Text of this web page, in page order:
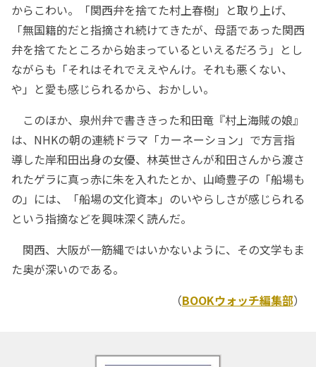
からこわい。「関西弁を捨てた村上春樹」と取り上げ、
「無国籍的だと指摘され続けてきたが、母語であった関西
弁を捨てたところから始まっているといえるだろう」とし
ながらも「それはそれでええやんけ。それも悪くない、
や」と愛も感じられるから、おかしい。
このほか、泉州弁で書ききった和田竜『村上海賊の娘』
は、NHKの朝の連続ドラマ「カーネーション」で方言指
導した岸和田出身の女優、林英世さんが和田さんから渡さ
れたゲラに真っ赤に朱を入れたとか、山崎豊子の「船場も
の」には、「船場の文化資本」のいやらしさが感じられる
という指摘などを興味深く読んだ。
関西、大阪が一筋縄ではいかないように、その文学もま
た奥が深いのである。
（BOOKウォッチ編集部）